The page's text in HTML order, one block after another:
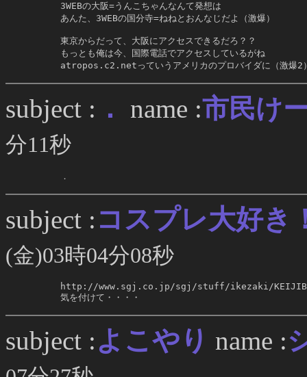
     3WEBの大阪=うんこちゃんなんて発想は
     あんた、3WEBの国分寺=ねねとおんなじだよ（激爆）
     東京からだって、大阪にアクセスできるだろ？？
     もっとも俺は今、国際電話でアクセスしているがね
atropos.c2.netっていうアメリカのプロバイダに（激爆2
subject : ． name :市民け
分11秒
     ．
subject : コスプレ大好き
(金)03時04分08秒
http://www.sgj.co.jp/sgj/stuff/ikezaki/
     気を付けて・・・・
subject :よこやり name :